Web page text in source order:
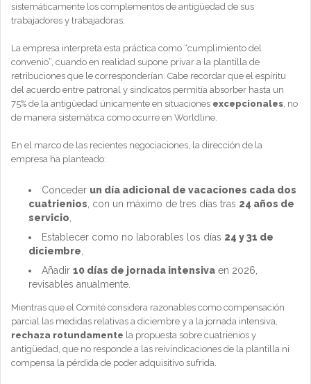
sistemáticamente los complementos de antigüedad de sus
trabajadores y trabajadoras.
La empresa interpreta esta práctica como “cumplimiento del
convenio”, cuando en realidad supone privar a la plantilla de
retribuciones que le corresponderían. Cabe recordar que el espíritu
del acuerdo entre patronal y sindicatos permitía absorber hasta un
75% de la antigüedad únicamente en situaciones excepcionales , no
de manera sistemática como ocurre en Worldline.
En el marco de las recientes negociaciones, la dirección de la
empresa ha planteado:
Conceder un día adicional de vacaciones cada dos
cuatrienios , con un máximo de tres días tras 24 años de
servicio
Establecer como no laborables los días 24 y 31 de
diciembre
Añadir 10 días de jornada intensiva en 2026,
revisables anualmente.
Mientras que el Comité considera razonables como compensación
parcial las medidas relativas a diciembre y a la jornada intensiva,
rechaza rotundamente la propuesta sobre cuatrienios y
antigüedad, que no responde a las reivindicaciones de la plantilla ni
compensa la pérdida de poder adquisitivo sufrida.